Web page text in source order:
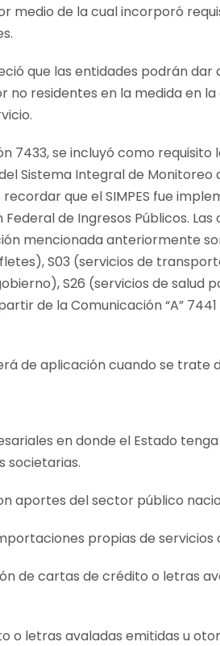
medio de la cual incorporó
que las entidades podrán
no residentes en la medida en
7433, se incluyó como
Sistema Integral de Monitoreo
recordar que el SIMPES fue
de Ingresos Públicos.
mencionada anteriormente
S03 (servicios de
S26 (servicios de salud
de la Comunicación “A”
de aplicación cuando se trate
en donde el Estado
societarias.
aportes del sector público
propias de servicios
de cartas de crédito o letras
o letras avaladas emitidas u